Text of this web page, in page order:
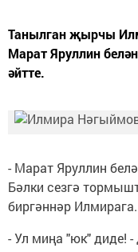
Танылган җырчы
Марат Яруллин
әйтте.
- Марат Яруллин
Бәлки сезгә
биргәннәр Илмирага.
- Ул миңа "юк" диде!